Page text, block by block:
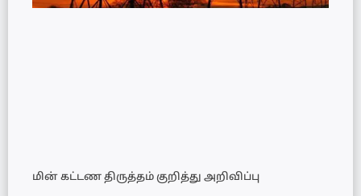
மின் கட்டண திருத்தம் குறித்து அறிவிப்பு